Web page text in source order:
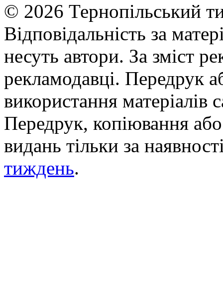
© 2026 Тернопільський
Відповідальність за
несуть автори. За зміст
рекламодавці. Передрук
використання матеріалів
Передрук, копіювання
видань тільки за
тиждень.